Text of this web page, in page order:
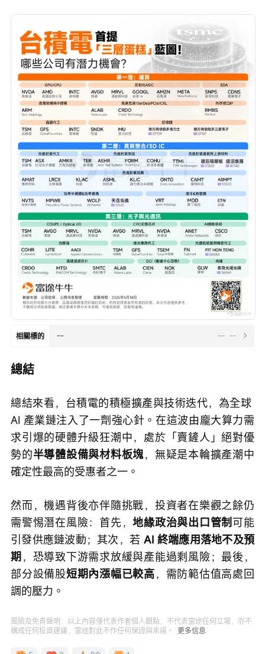
相關標的 -- -- --
總結
總結來看，台積電的積極擴產與技術迭代，為全球
AI 產業鏈注入了一劑強心針。在這波由龐大算力需
求引爆的硬體升級狂潮中，處於「賣鏟人」絕對優
勢的半導體設備與材料板塊，無疑是本輪擴產潮中
確定性最高的受惠者之一。
然而，機遇背後亦伴隨挑戰，投資者在樂觀之餘仍
需警惕潛在風險：首先，地緣政治與出口管制可能
引發供應鏈波動；其次，若 AI 終端應用落地不及預
期，恐導致下游需求放緩與產能過剩風險；最後，
部分設備股短期內漲幅已較高，需防範估值高處回
調的壓力。
風險及免責聲明：以上內容僅代表作者個人觀點，不代表富途任何立場，亦不
構成任何投資建議，富途對此不作任何保證與承諾。
更多信息